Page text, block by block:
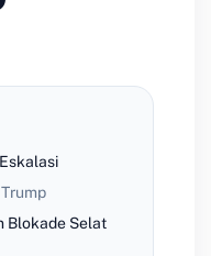
Blokade Selat